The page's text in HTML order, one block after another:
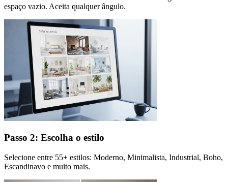
espaço vazio. Aceita qualquer ângulo.
Passo 2: Escolha o estilo
Selecione entre 55+ estilos: Moderno, Minimalista, Industrial, Boho,
Escandinavo e muito mais.